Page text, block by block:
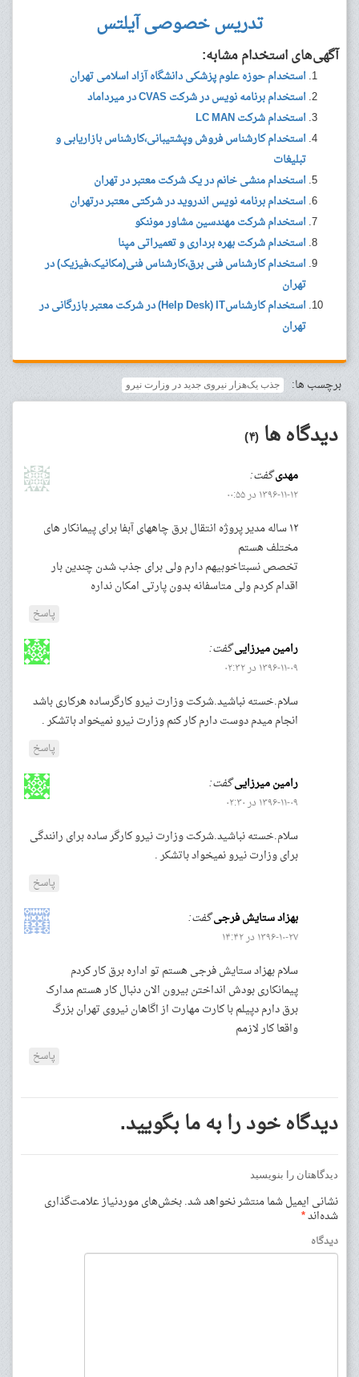
تدریس خصوصی آیلتس
آگهی‌های استخدام مشابه:
استخدام حوزه علوم پزشکی دانشگاه آزاد اسلامی تهران
استخدام برنامه نویس در شرکت CVAS در میرداماد
استخدام شرکت LC MAN
استخدام کارشناس فروش وپشتیبانی،کارشناس بازاریابی و
تبلیغات
استخدام منشی خانم در یک شرکت معتبر در تهران
استخدام برنامه نویس اندروید در شرکتی معتبر درتهران
استخدام شرکت مهندسین مشاور موننکو
استخدام شرکت بهره برداری و تعمیراتی مپنا
استخدام کارشناس فنی برق،کارشناس فنی(مکانیک،فیزیک) در
تهران
استخدام کارشناسHelp Desk) IT) در شرکت معتبر بازرگانی در
تهران
برچسب ها: جذب یک‌هزار نیروی جدید در وزارت نیرو
دیدگاه ها (۴)
مهدیگفت:
۱۳۹۶-۱۱-۱۲ در ۰۰:۵۵
۱۲ ساله مدیر پروژه انتقال برق چاههای آبفا برای پیمانکار های
مختلف هستم
تخصص نسبتاخوبیهم دارم ولی برای جذب شدن چندین بار
اقدام کردم ولی متاسفانه بدون پارتی امکان نداره
پاسخ
رامین میرزاییگفت:
۱۳۹۶-۱۱-۰۹ در ۰۲:۳۲
سلام.خسته نباشید.شرکت وزارت نیرو کارگرساده هرکاری باشد
انجام میدم دوست دارم کار کنم وزارت نیرو نمیخواد باتشکر .
پاسخ
رامین میرزاییگفت:
۱۳۹۶-۱۱-۰۹ در ۰۲:۳۰
سلام.خسته نباشید.شرکت وزارت نیرو کارگر ساده برای رانندگی
برای وزارت نیرو نمیخواد باتشکر .
پاسخ
بهزاد ستایش فرجیگفت:
۱۳۹۶-۱۰-۲۷ در ۱۴:۴۲
سلام بهزاد ستایش فرجی هستم تو اداره برق کار کردم
پیمانکاری بودش انداختن بیرون الان دنبال کار هستم مدارک
برق دارم دپیلم با کارت مهارت از اگاهان نیروی تهران بزرگ
واقعا کار لازمم
پاسخ
دیدگاه خود را به ما بگویید.
دیدگاهتان را بنویسید
نشانی ایمیل شما منتشر نخواهد شد.بخش‌های موردنیاز علامت‌گذاری
شده‌اند*
دیدگاه